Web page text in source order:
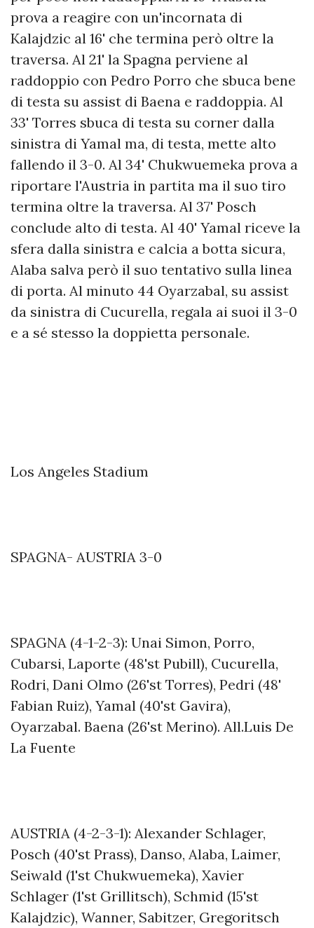
prova a reagire con un'incornata di
Kalajdzic al 16' che termina però oltre la
traversa. Al 21' la Spagna perviene al
raddoppio con Pedro Porro che sbuca bene
di testa su assist di Baena e raddoppia. Al
33' Torres sbuca di testa su corner dalla
sinistra di Yamal ma, di testa, mette alto
fallendo il 3-0. Al 34' Chukwuemeka prova a
riportare l'Austria in partita ma il suo tiro
termina oltre la traversa. Al 37' Posch
conclude alto di testa. Al 40' Yamal riceve la
sfera dalla sinistra e calcia a botta sicura,
Alaba salva però il suo tentativo sulla linea
di porta. Al minuto 44 Oyarzabal, su assist
da sinistra di Cucurella, regala ai suoi il 3-0
e a sé stesso la doppietta personale.
Los Angeles Stadium
SPAGNA- AUSTRIA 3-0
SPAGNA (4-1-2-3): Unai Simon, Porro,
Cubarsi, Laporte (48'st Pubill), Cucurella,
Rodri, Dani Olmo (26'st Torres), Pedri (48'
Fabian Ruiz), Yamal (40'st Gavira),
Oyarzabal. Baena (26'st Merino). All.Luis De
La Fuente
AUSTRIA (4-2-3-1): Alexander Schlager,
Posch (40'st Prass), Danso, Alaba, Laimer,
Seiwald (1'st Chukwuemeka), Xavier
Schlager (1'st Grillitsch), Schmid (15'st
Kalajdzic), Wanner, Sabitzer, Gregoritsch